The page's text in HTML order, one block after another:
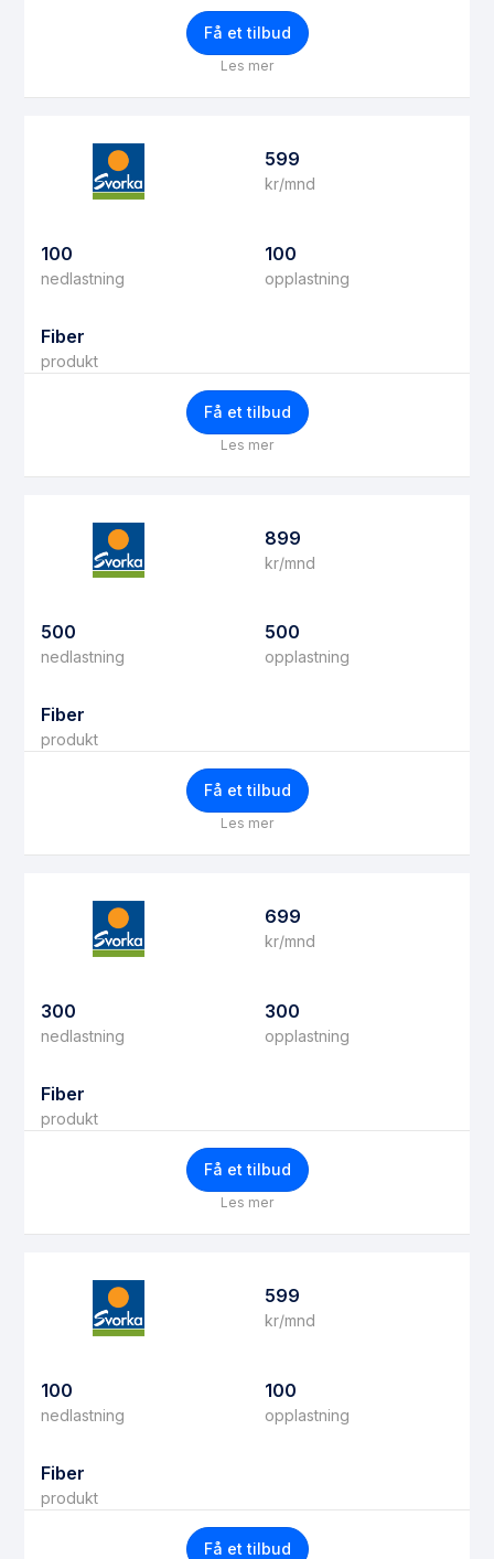
Få et tilbud
Les mer
599
kr/mnd
100
nedlastning
100
opplastning
Fiber
produkt
Få et tilbud
Les mer
899
kr/mnd
500
nedlastning
500
opplastning
Fiber
produkt
Få et tilbud
Les mer
699
kr/mnd
300
nedlastning
300
opplastning
Fiber
produkt
Få et tilbud
Les mer
599
kr/mnd
100
nedlastning
100
opplastning
Fiber
produkt
Få et tilbud